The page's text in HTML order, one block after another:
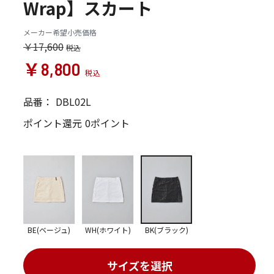
Wrap】スカート
メーカー希望小売価格
￥17,600
￥8,800
品番： DBL02L
ポイント還元 0ポイント
サイズを選択
BE(ベージュ) WH(ホワイト) BK(ブラック)